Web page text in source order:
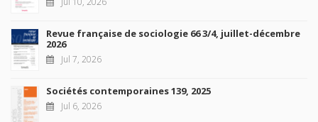
Revue française de sociologie 66 3/4, juillet-décembre
2026
Jul 7, 2026
Sociétés contemporaines 139, 2025
Jul 6, 2026